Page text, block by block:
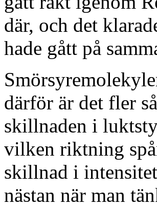
där, och det
hade gått på
därför är det fler
skillnaden i
vilken riktning
skillnad i
nästan när man